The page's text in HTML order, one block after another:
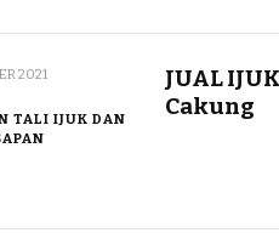
2021
TALI IJUK DAN
JUAL
Cakung